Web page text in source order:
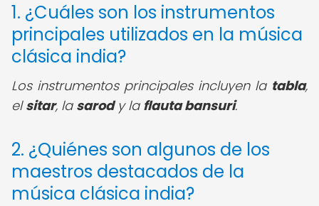
1. ¿Cuáles son los instrumentos
principales utilizados en la música
clásica india?
Los instrumentos principales incluyen la tabla,
elsitar, la sarody la flauta bansuri.
2. ¿Quiénes son algunos de los
maestros destacados de la
música clásica india?